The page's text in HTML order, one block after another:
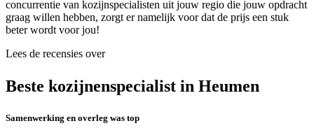
concurrentie van kozijnspecialisten uit jouw regio die jouw opdracht
graag willen hebben, zorgt er namelijk voor dat de prijs een stuk
beter wordt voor jou!
Lees de recensies over
Beste kozijnenspecialist in Heumen
Samenwerking en overleg was top